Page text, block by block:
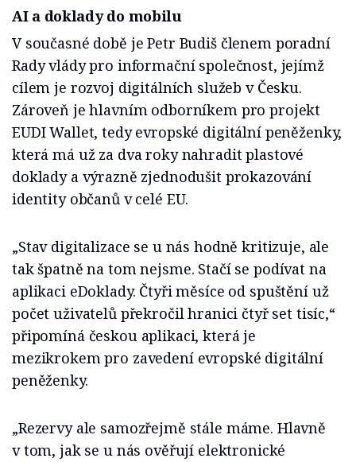
AI a doklady do mobilu
V současné době je Petr Budiš členem poradní
Rady vlády pro informační společnost, jejímž
cílem je rozvoj digitálních služeb v Česku.
Zároveň je hlavním odborníkem pro projekt
EUDI Wallet, tedy evropské digitální peněženky,
která má už za dva roky nahradit plastové
doklady a výrazně zjednodušit prokazování
identity občanů v celé EU.
„Stav digitalizace se u nás hodně kritizuje, ale
tak špatně na tom nejsme. Stačí se podívat na
aplikaci eDoklady. Čtyři měsíce od spuštění už
počet uživatelů překročil hranici čtyř set tisíc,“
připomíná českou aplikaci, která je
mezikrokem pro zavedení evropské digitální
peněženky.
„Rezervy ale samozřejmě stále máme. Hlavně
v tom, jak se u nás ověřují elektronické